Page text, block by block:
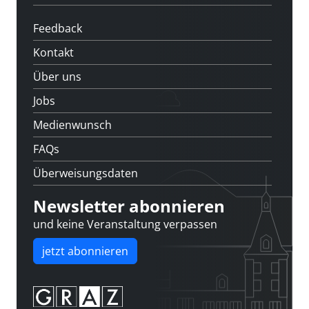
Feedback
Kontakt
Über uns
Jobs
Medienwunsch
FAQs
Überweisungsdaten
Newsletter abonnieren
und keine Veranstaltung verpassen
jetzt abonnieren